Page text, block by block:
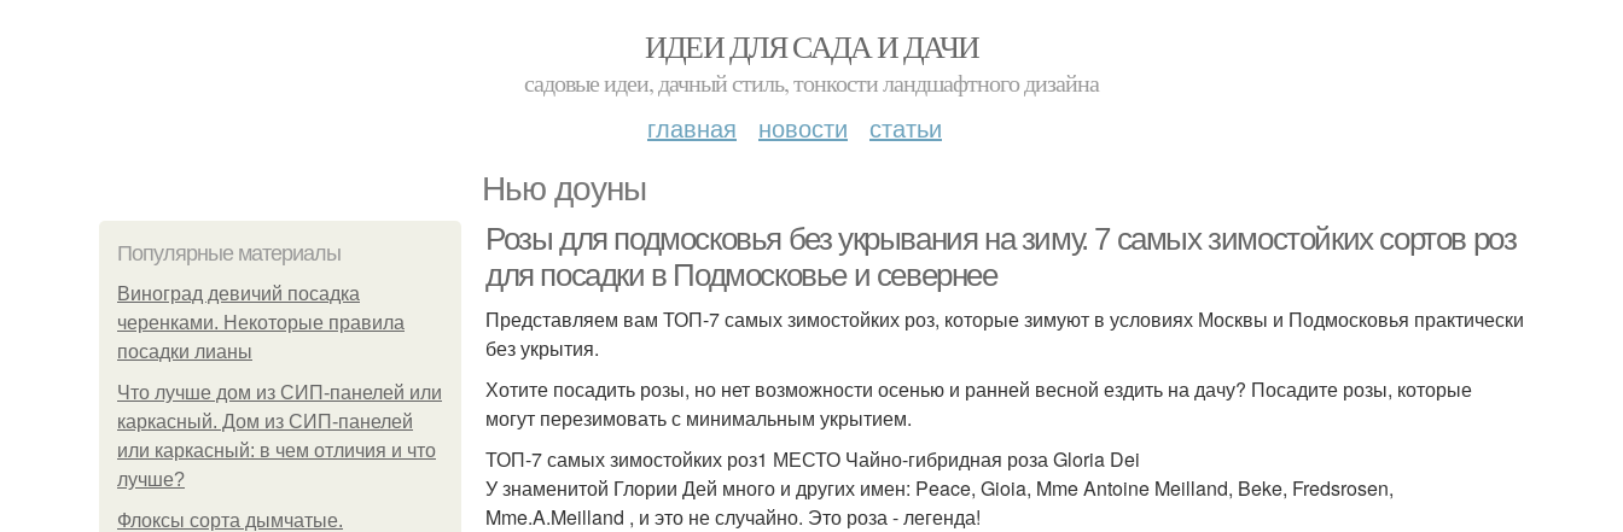
ИДЕИ ДЛЯ САДА И ДАЧИ
садовые идеи, дачный стиль, тонкости ландшафтного дизайна
главная новости статьи
Нью доуны
Популярные материалы
Виноград девичий посадка
черенками. Некоторые правила
посадки лианы
Что лучше дом из СИП-панелей или
каркасный. Дом из СИП-панелей
или каркасный: в чем отличия и что
лучше?
Флоксы сорта дымчатые.
Розы для подмосковья без укрывания на зиму. 7 самых зимостойких сортов роз
для посадки в Подмосковье и севернее
Представляем вам ТОП-7 самых зимостойких роз, которые зимуют в условиях Москвы и Подмосковья практически
без укрытия.
Хотите посадить розы, но нет возможности осенью и ранней весной ездить на дачу? Посадите розы, которые
могут перезимовать с минимальным укрытием.
ТОП-7 самых зимостойких роз1 МЕСТО Чайно-гибридная роза Gloria Dei
У знаменитой Глории Дей много и других имен: Peace, Gioia, Mme Antoine Meilland, Beke, Fredsrosen,
Mme.A.Meilland , и это не случайно. Это роза - легенда!